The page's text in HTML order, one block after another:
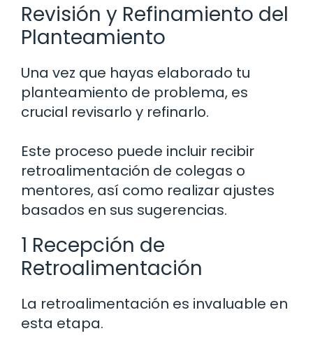
Revisión y Refinamiento del
Planteamiento
Una vez que hayas elaborado tu
planteamiento de problema, es
crucial revisarlo y refinarlo.
Este proceso puede incluir recibir
retroalimentación de colegas o
mentores, así como realizar ajustes
basados en sus sugerencias.
1 Recepción de
Retroalimentación
La retroalimentación es invaluable en
esta etapa.